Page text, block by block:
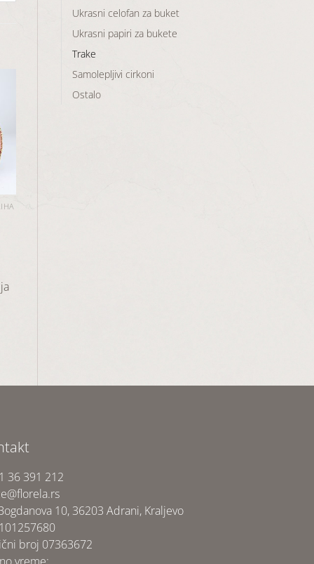
Ukrasni celofan za buket
Ukrasni papiri za bukete
Trake
Samolepljivi cirkoni
Ostalo
36 391 212
10, 36203 Adrani, Kraljevo
broj 07363672
vreme: